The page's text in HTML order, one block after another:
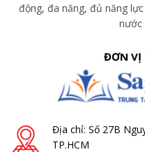
động, đa năng, đủ năng
nước
ĐƠN VỊ
Địa chỉ: Số 27B
TP.HCM